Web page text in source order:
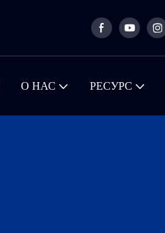
О НАС РЕСУРС